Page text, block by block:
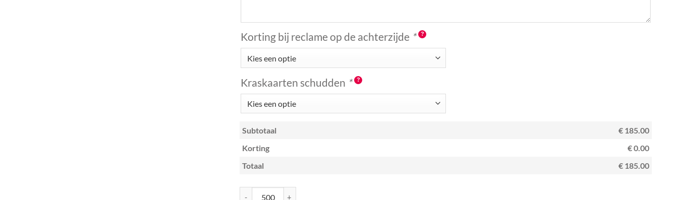
Korting bij reclame op de achterzijde *
Kraskaarten schudden *
Subtotaal
€ 185.00
Korting
€ 0.00
Totaal
€ 185.00